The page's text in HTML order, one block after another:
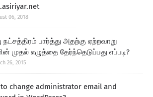
06, 2018
நட்சத்திரம் பார்த்து அதற்கு ஏற்றவாறு
முதல் எழுத்தை தேர்ந்தெடுப்பது எப்படி?
26, 2015
change administrator email and